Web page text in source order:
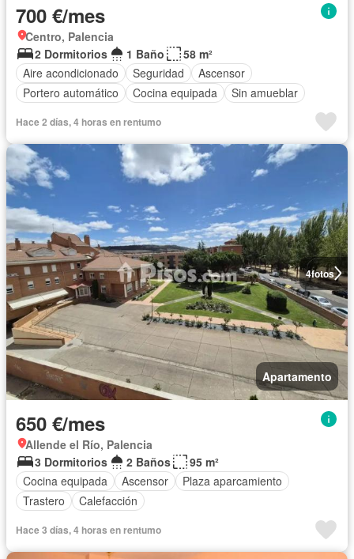
700 €/mes
Centro, Palencia
2 Dormitorios
1 Baño
58 m²
Aire acondicionado
Seguridad
Ascensor
Portero automático
Cocina equipada Sin amueblar
Hace 2 días, 4 horas en rentumo
4fotos
Apartamento
650 €/mes
Allende el Río, Palencia
3 Dormitorios
2 Baños
95 m²
Cocina equipada
Ascensor
Plaza aparcamiento
Trastero
Calefacción
Hace 3 días, 4 horas en rentumo